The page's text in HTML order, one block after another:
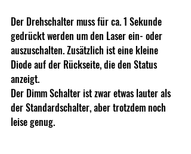
Der Drehschalter muss für ca. 1 Sekunde
gedrückt werden um den Laser ein- oder
auszuschalten. Zusätzlich ist eine kleine
Diode auf der Rückseite, die den Status
anzeigt.
Der Dimm Schalter ist zwar etwas lauter als
der Standardschalter, aber trotzdem noch
leise genug.